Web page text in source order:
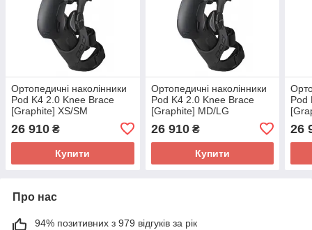
Ортопедичні наколінники
Pod K4 2.0 Knee Brace
[Graphite] XS/SM
26 910 ₴
Купити
Ортопедичні наколінники
Pod K4 2.0 Knee Brace
[Graphite] MD/LG
26 910₴
Купити
Pod
26
Про нас
94% позитивних з 979 відгуків за рік